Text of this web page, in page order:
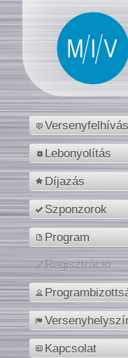
Versenyfelhívás
Lebonyolítás
Díjazás
Szponzorok
Program
Regisztráció
Kapcsolat